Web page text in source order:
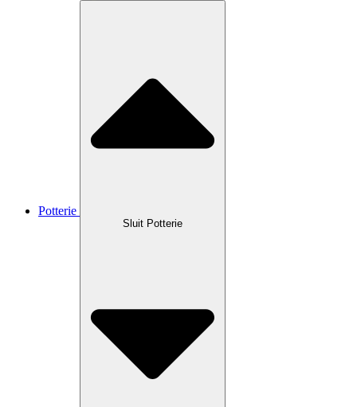
Potterie
Sluit Potterie